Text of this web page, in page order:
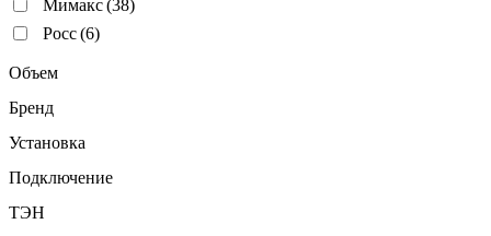
Мимакс(38)
Росс(6)
Объем
Бренд
Установка
Подключение
ТЭН